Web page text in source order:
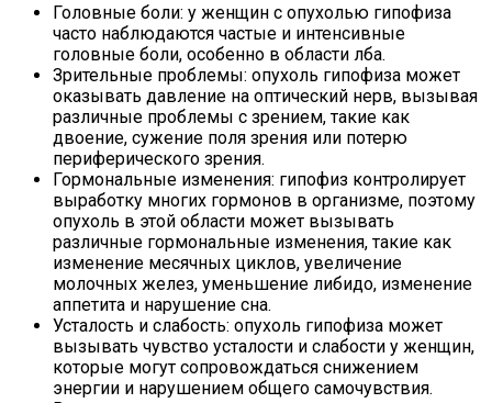
Головные боли: у женщин с опухолью гипофиза
часто наблюдаются частые и интенсивные
головные боли, особенно в области лба.
Зрительные проблемы: опухоль гипофиза может
оказывать давление на оптический нерв, вызывая
различные проблемы с зрением, такие как
двоение, сужение поля зрения или потерю
периферического зрения.
Гормональные изменения: гипофиз контролирует
выработку многих гормонов в организме, поэтому
опухоль в этой области может вызывать
различные гормональные изменения, такие как
изменение месячных циклов, увеличение
молочных желез, уменьшение либидо, изменение
аппетита и нарушение сна.
Усталость и слабость: опухоль гипофиза может
вызывать чувство усталости и слабости у женщин,
которые могут сопровождаться снижением
энергии и нарушением общего самочувствия.